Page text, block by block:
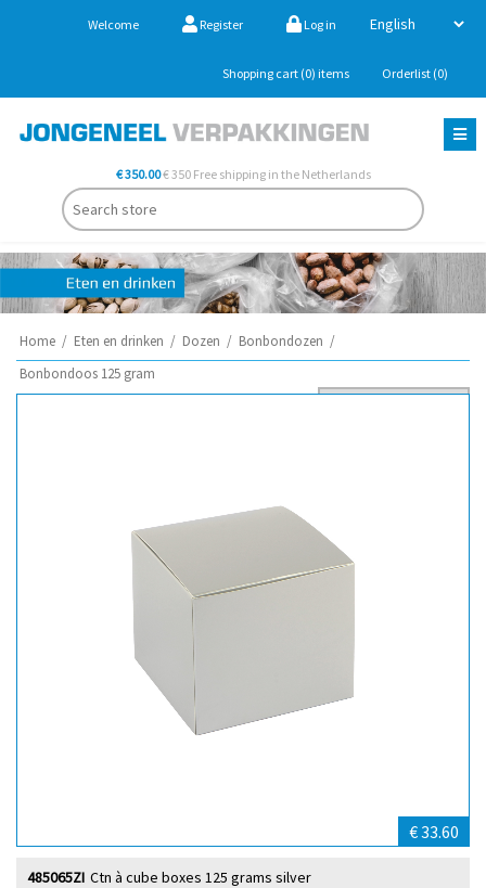
Welcome Register Log in
Shopping cart (0) items Orderlist (0)
€ 350.00€ 350 Free shipping in the Netherlands
Home / Eten en drinken / Dozen / Bonbondozen /
Bonbondoos 125 gram
€ 33.60
Ctn à cube boxes 125 grams silver
485065ZI